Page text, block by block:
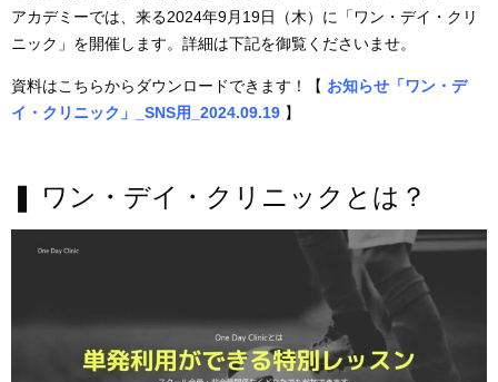
アカデミーでは、来る2024年9月19日（木）に「ワン・デイ・クリ
ニック」を開催します。詳細は下記を御覧くださいませ。
資料はこちらからダウンロードできます！【 お知らせ「ワン・デ
イ・クリニック」_SNS用_2024.09.19 】
❚ ワン・デイ・クリニックとは？